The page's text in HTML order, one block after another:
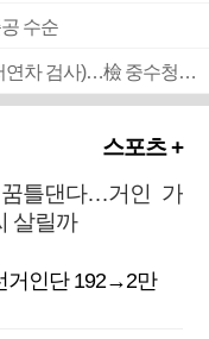
수순
■ 검사 신분 버리고 직급하향(10년 이하 저연차 검사)…檢 중수청행 기피
스포츠 +
꿈틀댄다…거인 가
살릴까
거인단 192→2만